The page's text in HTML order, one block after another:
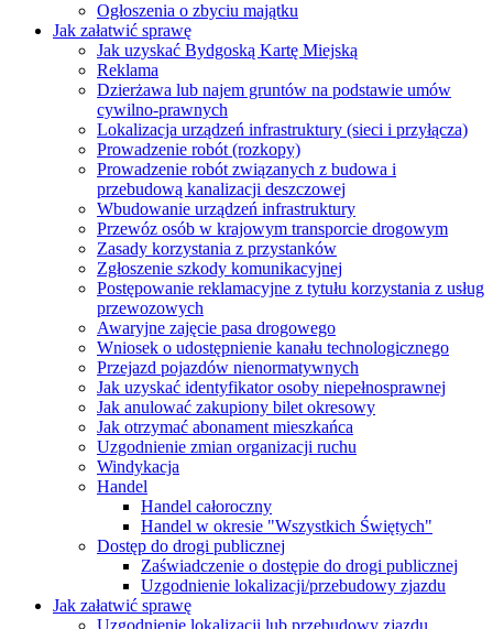
Ogłoszenia o zbyciu majątku
Jak załatwić sprawę
Jak uzyskać Bydgoską Kartę Miejską
Reklama
Dzierżawa lub najem gruntów na podstawie umów
cywilno-prawnych
Lokalizacja urządzeń infrastruktury (sieci i przyłącza)
Prowadzenie robót (rozkopy)
Prowadzenie robót związanych z budowa i
przebudową kanalizacji deszczowej
Wbudowanie urządzeń infrastruktury
Przewóz osób w krajowym transporcie drogowym
Zasady korzystania z przystanków
Zgłoszenie szkody komunikacyjnej
Postępowanie reklamacyjne z tytułu korzystania z usług
przewozowych
Awaryjne zajęcie pasa drogowego
Wniosek o udostępnienie kanału technologicznego
Przejazd pojazdów nienormatywnych
Jak uzyskać identyfikator osoby niepełnosprawnej
Jak anulować zakupiony bilet okresowy
Jak otrzymać abonament mieszkańca
Uzgodnienie zmian organizacji ruchu
Windykacja
Handel
Handel całoroczny
Handel w okresie "Wszystkich Świętych"
Dostęp do drogi publicznej
Zaświadczenie o dostępie do drogi publicznej
Uzgodnienie lokalizacji/przebudowy zjazdu
Jak załatwić sprawę
Uzgodnienie lokalizacji lub przebudowy zjazdu